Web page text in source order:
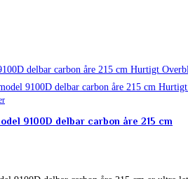
Hurtigt
9100D delbar carbon åre 215 cm